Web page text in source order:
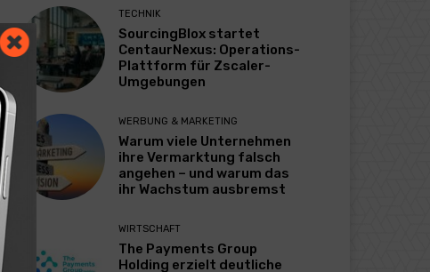
TECHNIK
SourcingBlox startet
CentaurNexus: Operations-
Plattform für Zscaler-
Umgebungen
WERBUNG & MARKETING
Warum viele Unternehmen
ihre Vermarktung falsch
angehen – und warum das
ihr Wachstum ausbremst
WIRTSCHAFT
The Payments Group
Holding erzielt deutliche